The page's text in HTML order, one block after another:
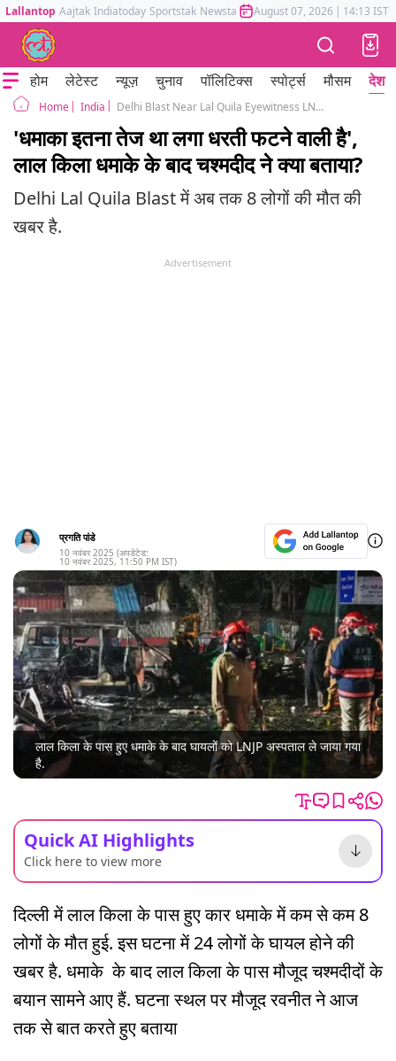
Lallantop Aajtak Indiatoday Sportstak Newstak Mumbai Tak Astrotak
August 07, 2026 | 14:13 IST
होम लेटेस्ट न्यूज़ चुनाव पॉलिटिक्स स्पोर्ट्स मौसम देश
Home India Delhi Blast Near Lal Quila Eyewitness LNJP Hospital
'धमाका इतना तेज था लगा धरती फटने वाली है',
लाल किला धमाके के बाद चश्मदीद ने क्या बताया?
Delhi Lal Quila Blast में अब तक 8 लोगों की मौत की
खबर है.
Advertisement
प्रगति पांडे
10 नवंबर 2025 (अपडेटेड:
10 नवंबर 2025, 11:50 PM IST)
लाल किला के पास हुए धमाके के बाद घायलों को LNJP अस्पताल ले जाया गया
है.
Quick AI Highlights
Click here to view more
दिल्ली में लाल किला के पास हुए कार धमाके में कम से कम 8
लोगों के मौत हुई. इस घटना में 24 लोगों के घायल होने की
खबर है. धमाके के बाद लाल किला के पास मौजूद चश्मदीदों के
बयान सामने आए हैं. घटना स्थल पर मौजूद रवनीत ने आज
तक से बात करते हुए बताया